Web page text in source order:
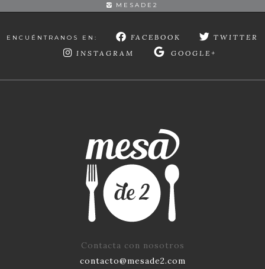
MESADE2
ENCUÉNTRANOS EN: FACEBOOK
TWITTER
INSTAGRAM
GOOGLE+
Contacta con nosotros
contacto@mesade2.com